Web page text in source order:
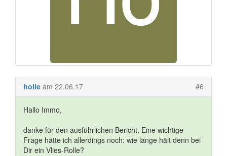
holle am 22.06.17 #6
Hallo Immo,
danke für den ausführlichen Bericht. Eine wichtige
Frage hätte ich allerdings noch: wie lange hält denn bei
Dir ein Vlies-Rolle?